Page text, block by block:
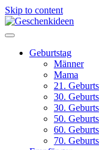
Skip to content
Geburtstag
Männer
Mama
21.
30.
30.
50.
60.
70.